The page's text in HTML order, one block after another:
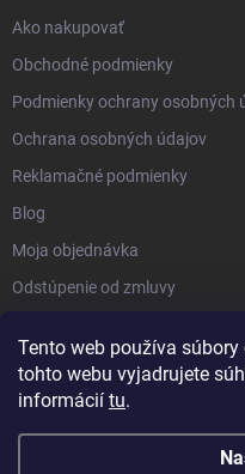
Tento web používa
tohto webu vyjadrujete
informácií tu.
Ako nakupovať
Obchodné podmienky
Podmienky ochrany osobných
Ochrana osobných údajov
Reklamačné podmienky
Blog
Moja objednávka
Odstúpenie od zmluvy